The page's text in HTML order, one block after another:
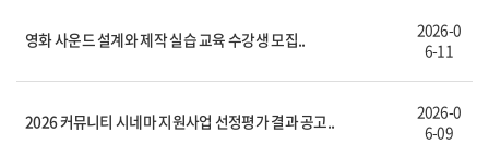
영화 사운드 설계와 제작 실습 교육 수강생 모집..
2026-0
6-11
2026 커뮤니티 시네마 지원사업 선정평가 결과 공고..
2026-0
6-09